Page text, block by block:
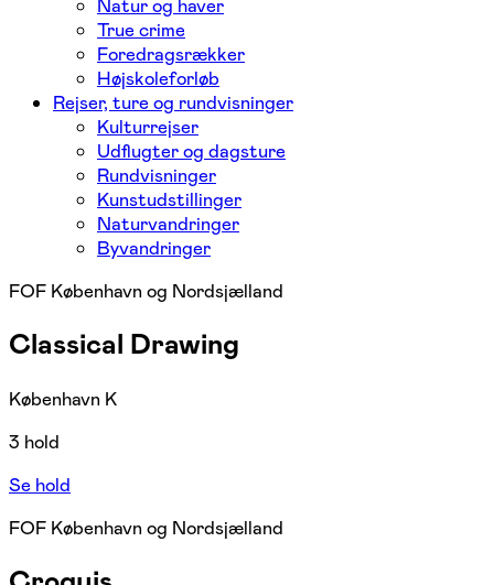
Natur og haver
True crime
Foredragsrækker
Højskoleforløb
Rejser, ture og rundvisninger
Kulturrejser
Udflugter og dagsture
Rundvisninger
Kunstudstillinger
Naturvandringer
Byvandringer
FOF København og Nordsjælland
Classical Drawing
København K
3 hold
Se hold
FOF København og Nordsjælland